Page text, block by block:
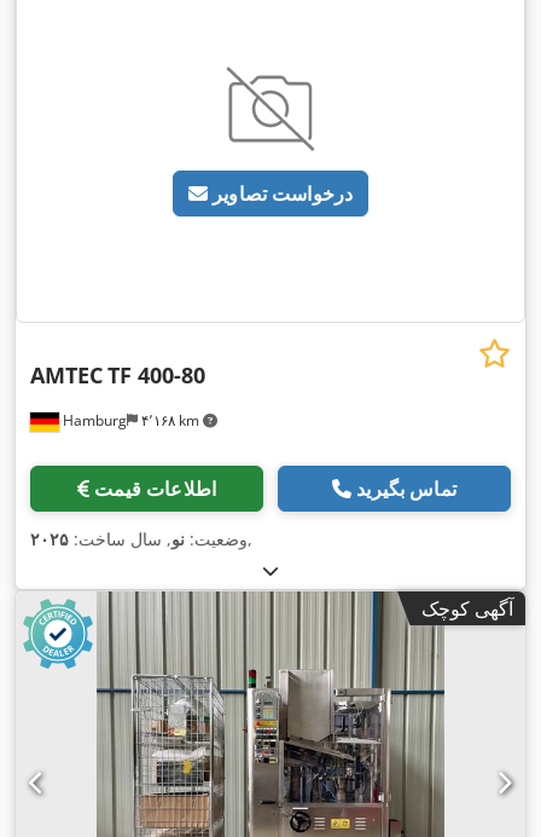
درخواست تصاویر
Hamburg ۴٬۱۶۸ km
AMTECTF 400-80
اطلاعات قیمت تماس بگیرید
وضعیت: نو, سال ساخت: ۲۰۲۵ ,
آگهی کوچک